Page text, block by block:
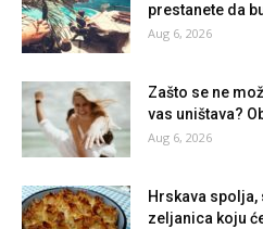
prestanete da
Aug 6, 2026
Zašto se ne
vas uništava?
Aug 6, 2026
Hrskava spolja,
zeljanica koju